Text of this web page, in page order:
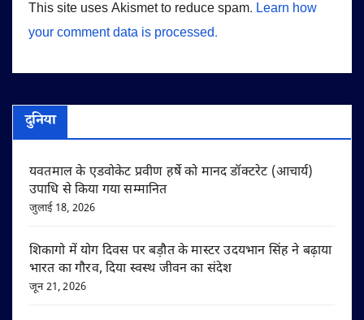
This site uses Akismet to reduce spam. Learn how
your comment data is processed.
दुनिया
यवतमाल के एडवोकेट प्रवीण हर्षे को मानद डॉक्टरेट (आचार्य)
उपाधि से किया गया सम्मानित
जुलाई 18, 2026
शिकागो में योग दिवस पर बड़ौत के मास्टर उदयभान सिंह ने बढ़ाया
भारत का गौरव, दिया स्वस्थ जीवन का संदेश
जून 21, 2026